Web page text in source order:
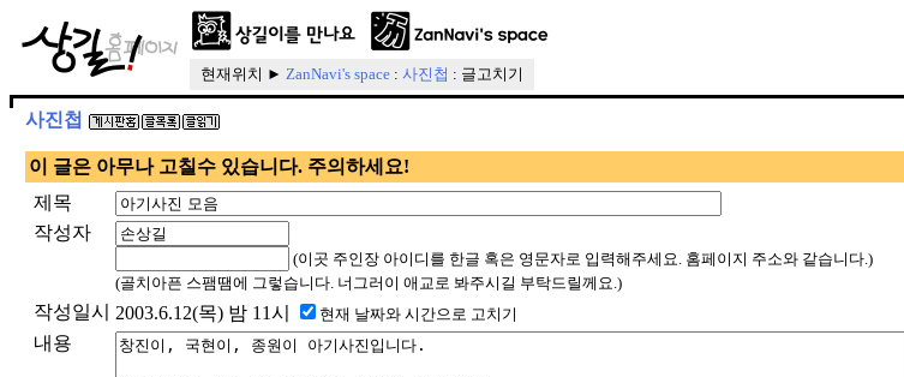
현재위치 ► ZanNavi's space : 사진첩 : 글고치기
사진첩
이 글은 아무나 고칠수 있습니다. 주의하세요!
제목
작성자
(이곳 주인장 아이디를 한글 혹은 영문자로 입력해주세요. 홈페이지 주소와 같습니다.)
(골치아픈 스팸땜에 그렇습니다. 너그러이 애교로 봐주시길 부탁드릴께요.)
작성일시 2003.6.12(목) 밤 11시 현재 날짜와 시간으로 고치기
내용